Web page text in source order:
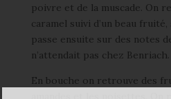
poivre et de la muscade. On
caramel suivi d’un beau
passe ensuite sur des notes
n’attendait pas chez Benriach.
En bouche on retrouve des